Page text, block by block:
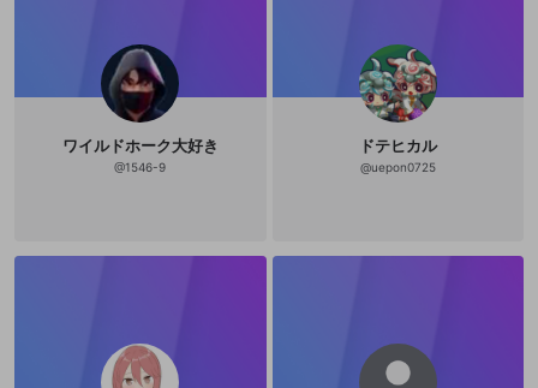
ワイルドホーク大好き
@1546-9
ドテヒカル
@uepon0725